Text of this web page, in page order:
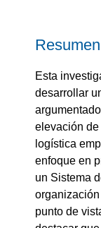
Resumen
Esta
desarrollar
elevación
logística
enfoque en
un Sistema
punto de